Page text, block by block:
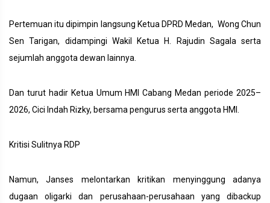
Pertemuan itu dipimpin langsung Ketua DPRD Medan, Wong Chun
Sen Tarigan, didampingi Wakil Ketua H. Rajudin Sagala serta
sejumlah anggota dewan lainnya.
Dan turut hadir Ketua Umum HMI Cabang Medan periode 2025–
2026, Cici Indah Rizky, bersama pengurus serta anggota HMI.
Kritisi Sulitnya RDP
Namun, Janses melontarkan kritikan menyinggung adanya
dugaan oligarki dan perusahaan-perusahaan yang dibackup